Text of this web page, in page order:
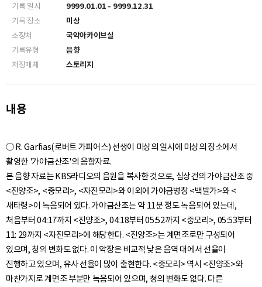
기록 일시
9999.01.01 - 9999.12.31
기록 장소
미상
소장처
국악아카이브실
기록유형
음향
저장매체
스토리지
내용
○ R. Garfias(로버트 가피어스) 선생이 미상의 일시에 미상의 장소에서
촬영한 '가야금산조'의 음향자료.
본 음향 자료는 KBS라디오의 음원을 복사한 것으로, 심상건의 가야금산조 중
<진양조>, <중모리>, <자진모리>와 이외에 가야금병창 <백발가>와 <
새타령>이 녹음되어 있다. 가야금산조는 약 11분 정도 녹음되어 있는데,
처음부터 04:17까지 <진양조>, 04:18부터 05:52까지 <중모리>, 05:53부터
11: 29까지 <자진모리>에 해당한다. <진양조>는 계면조로만 구성되어
있으며, 청의 변화도 없다. 이 악장은 비교적 낮은 음역 대에서 선율이
진행하고 있으며, 유사 선율이 많이 출현한다. <중모리> 역시 <진양조>와
마찬가지로 계면조 부분만 녹음되어 있으며, 청의 변화도 없다. 다른